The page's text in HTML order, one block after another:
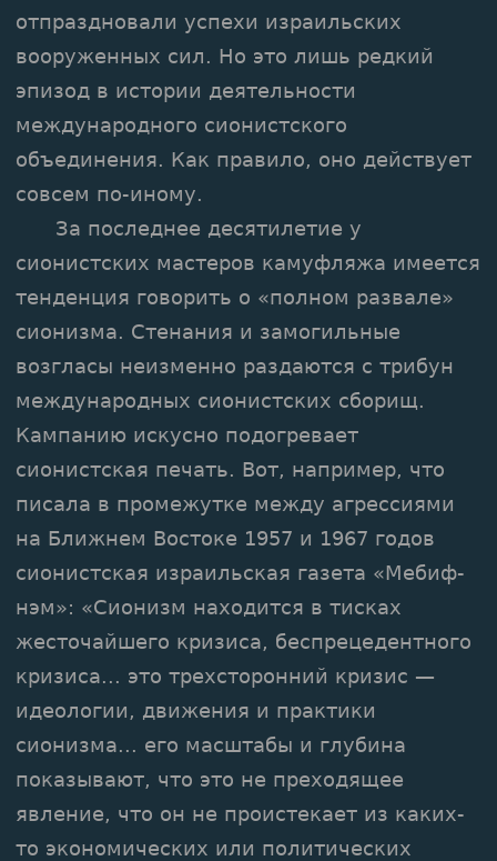
отпраздновали успехи израильских
вооруженных сил. Но это лишь редкий
эпизод в истории деятельности
международного сионистского
объединения. Как правило, оно действует
совсем по-иному.
За последнее десятилетие у
сионистских мастеров камуфляжа имеется
тенденция говорить о «полном развале»
сионизма. Стенания и замогильные
возгласы неизменно раздаются с трибун
международных сионистских сборищ.
Кампанию искусно подогревает
сионистская печать. Вот, например, что
писала в промежутке между агрессиями
на Ближнем Востоке 1957 и 1967 годов
сионистская израильская газета «Мебиф-
нэм»: «Сионизм находится в тисках
жесточайшего кризиса, беспрецедентного
кризиса... это трехсторонний кризис —
идеологии, движения и практики
сионизма... его масштабы и глубина
показывают, что это не преходящее
явление, что он не проистекает из каких-
то экономических или политических